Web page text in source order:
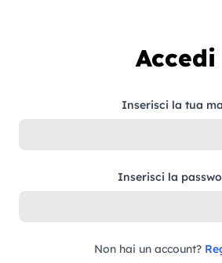
Accedi
Inserisci la tua
Inserisci la
Non hai un account?